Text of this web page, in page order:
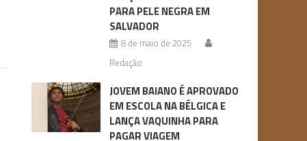
PARA PELE NEGRA EM
SALVADOR
8 de maio de 2025
Redação
JOVEM BAIANO É APROVADO
EM ESCOLA NA BÉLGICA E
LANÇA VAQUINHA PARA
PAGAR VIAGEM